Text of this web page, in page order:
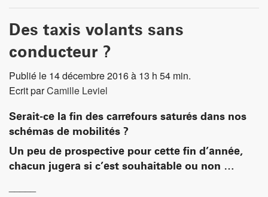
Des taxis volants sans
conducteur ?
Publié le 14 décembre 2016 à 13 h 54 min.
Ecrit parCamille Leviel
Serait-ce la fin des carrefours saturés dans nos
schémas de mobilités ?
Un peu de prospective pour cette fin d’année,
chacun jugera si c’est souhaitable ou non …